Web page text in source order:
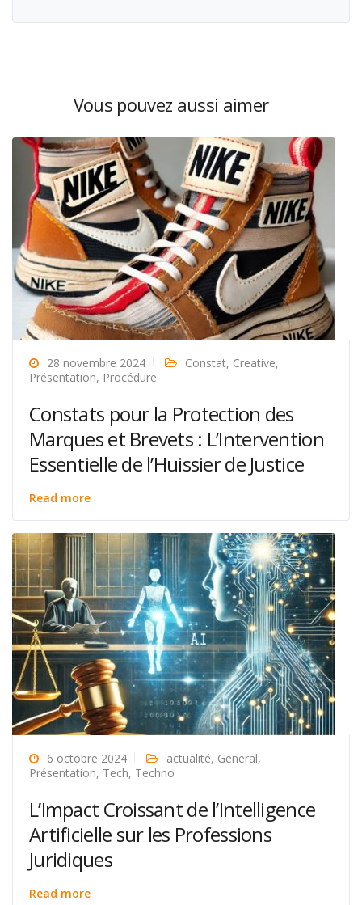
Vous pouvez aussi aimer
28 novembre 2024 Constat, Creative,
Présentation, Procédure
Constats pour la Protection des
Marques et Brevets : L’Intervention
Essentielle de l’Huissier de Justice
Read more
6 octobre 2024 actualité, General,
Présentation, Tech, Techno
L’Impact Croissant de l’Intelligence
Artificielle sur les Professions
Juridiques
Read more